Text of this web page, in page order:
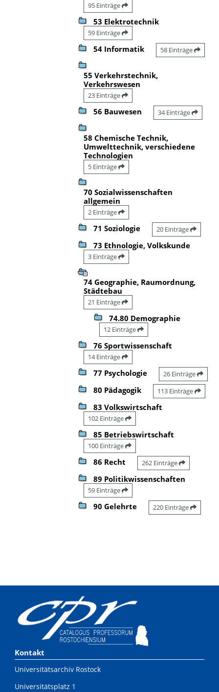
95 Einträge
53 Elektrotechnik
59 Einträge
54 Informatik 58 Einträge
55 Verkehrstechnik,
Verkehrswesen
23 Einträge
56 Bauwesen 34 Einträge
58 Chemische Technik,
Umwelttechnik, verschiedene
Technologien
5 Einträge
70 Sozialwissenschaften
allgemein
2 Einträge
71 Soziologie 20 Einträge
73 Ethnologie, Volkskunde
3 Einträge
74 Geographie, Raumordnung,
Städtebau
21 Einträge
74.80 Demographie
12 Einträge
76 Sportwissenschaft
14 Einträge
77 Psychologie 26 Einträge
80 Pädagogik 113 Einträge
83 Volkswirtschaft
102 Einträge
85 Betriebswirtschaft
100 Einträge
86 Recht 262 Einträge
89 Politikwissenschaften
59 Einträge
90 Gelehrte 220 Einträge
Kontakt
Universitätsarchiv Rostock
Universitätsplatz 1